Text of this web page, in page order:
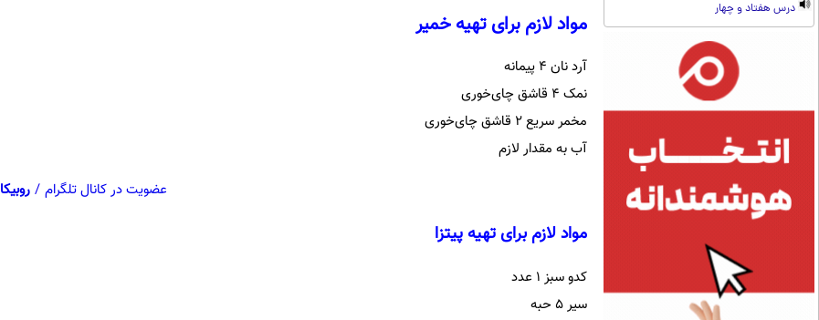
درس هفتاد و چهار
مواد لازم برای تهیه خمیر
آرد نان ۴ پیمانه
نمک ۴ قاشق چای‌خوری
مخمر سریع ۲ قاشق چای‌خوری
آب به مقدار لازم
عضویت در کانال تلگرام / روبیکا
مواد لازم برای تهیه پیتزا
کدو سبز ۱ عدد
سیر ۵ حبه